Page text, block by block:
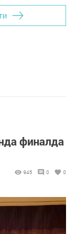
финалда
945 0 0